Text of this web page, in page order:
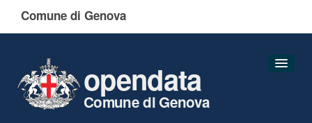
Comune di Genova
opendata
Comune di Genova